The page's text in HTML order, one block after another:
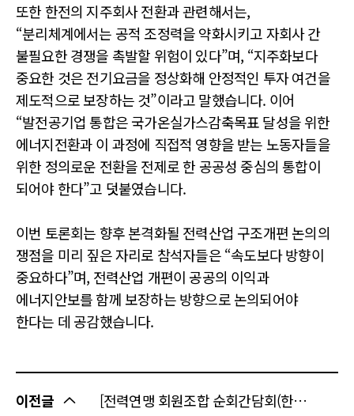
또한 한전의 지주회사 전환과 관련해서는,
“분리체계에서는 공적 조정력을 약화시키고 자회사 간
불필요한 경쟁을 촉발할 위험이 있다”며, “지주화보다
중요한 것은 전기요금을 정상화해 안정적인 투자 여건을
제도적으로 보장하는 것”이라고 말했습니다. 이어
“발전공기업 통합은 국가온실가스감축목표 달성을 위한
에너지전환과 이 과정에 직접적 영향을 받는 노동자들을
위한 정의로운 전환을 전제로 한 공공성 중심의 통합이
되어야 한다”고 덧붙였습니다.
이번 토론회는 향후 본격화될 전력산업 구조개편 논의의
쟁점을 미리 짚은 자리로 참석자들은 “속도보다 방향이
중요하다”며, 전력산업 개편이 공공의 이익과
에너지안보를 함께 보장하는 방향으로 논의되어야
한다는 데 공감했습니다.
이전글 [전력연맹 회원조합 순회간담회(한전원자력연료노동조합,한전FMS노동조합)]